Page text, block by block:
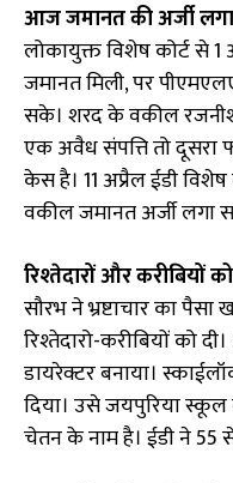
आज जमानत की अर्जी
लोकायुक्त विशेष कोर्ट से
जमानत मिली, पर
सके। शरद के वकील
एक अवैध संपत्ति तो दूसरा
केस है। 11 अप्रैल ईडी विशेष
वकील जमानत अर्जी लगा
रिश्तेदारों और करीबियों
सौरभ ने भ्रष्टाचार का
रिश्तेदारो-करीबियों को
डायरेक्टर बनाया।
दिया। उसे जयपुरिया स्कूल
चेतन के नाम है। ईडी ने 55